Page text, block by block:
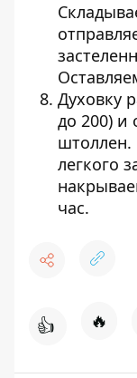
Духовку
до 200) и
штоллен.
легкого
час.
👍 🔥